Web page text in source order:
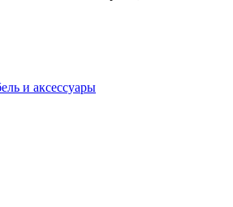
и аксессуары